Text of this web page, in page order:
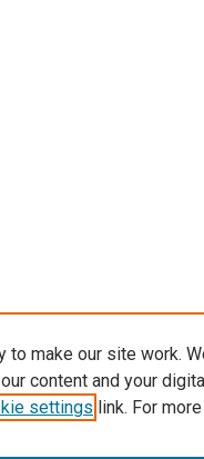
to make our site work.
content and your
settings link. For